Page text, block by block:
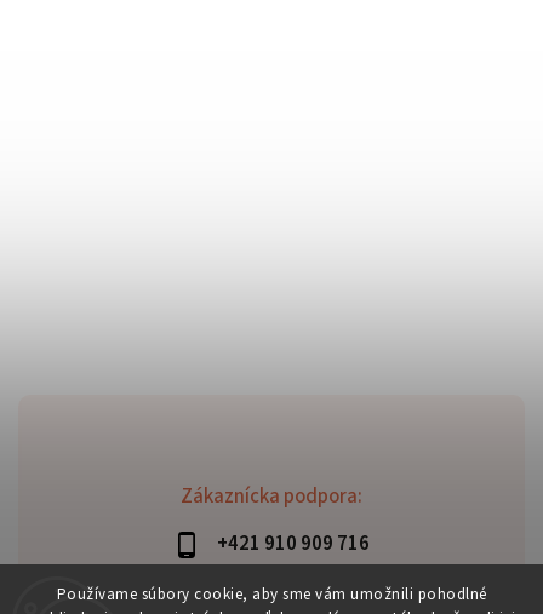
Používame súbory cookie, aby sme vám umožnili pohodlné
Zákaznícka podpora:
+421 910 909 716
lubomir.haraus@alterbike.sk